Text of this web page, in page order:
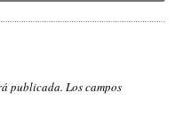
publicada. Los campos